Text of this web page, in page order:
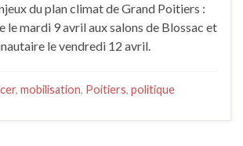
du plan climat de Grand Poitiers :
le mardi 9 avril aux salons de Blossac et
le vendredi 12 avril.
, mobilisation, Poitiers, politique